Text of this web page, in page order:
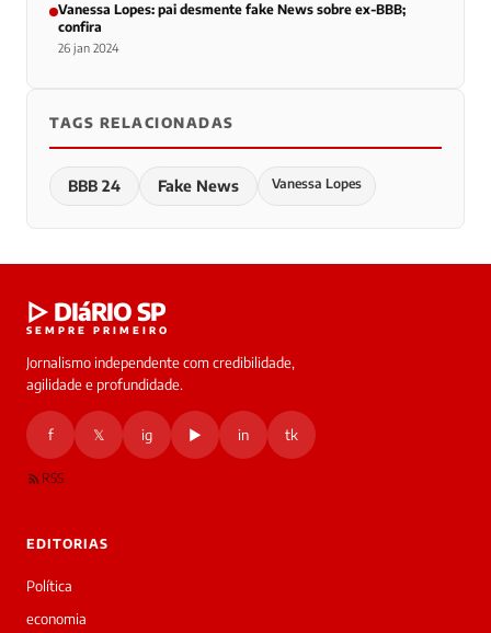
Vanessa Lopes: pai desmente fake News sobre ex-BBB;
confira
26 jan 2024
TAGS RELACIONADAS
BBB 24 Fake News Vanessa Lopes
▷ DIáRIO SP
SEMPRE PRIMEIRO
Jornalismo independente com credibilidade,
agilidade e profundidade.
f 𝕏 ig ▶ in tk
RSS
EDITORIAS
Política
economia